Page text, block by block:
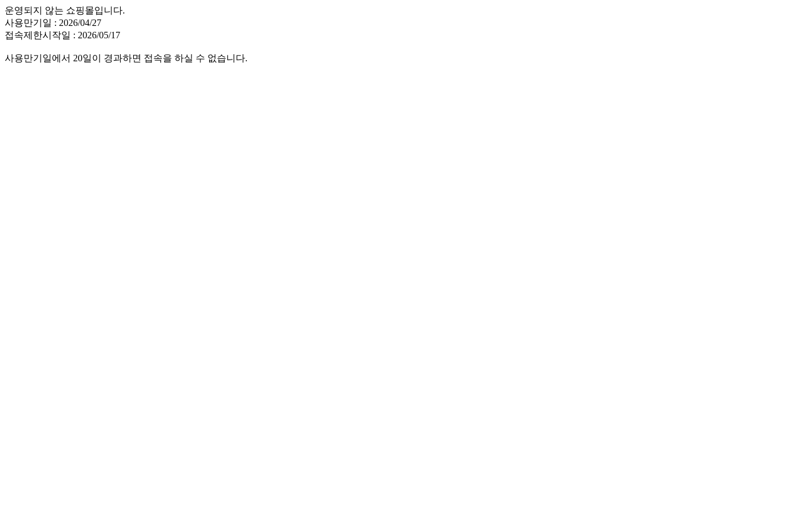
운영되지 않는 쇼핑몰입니다.
사용만기일 : 2026/04/27
접속제한시작일 : 2026/05/17
사용만기일에서 20일이 경과하면 접속을 하실 수 없습니다.